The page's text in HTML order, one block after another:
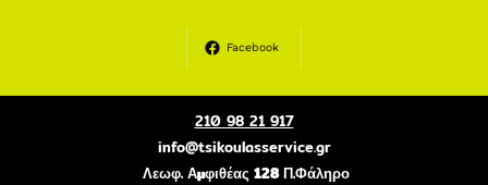
Facebook
210 98 21 917
info@tsikoulasservice.gr
Λεωφ. Αμφιθέας 128 Π.Φάληρο